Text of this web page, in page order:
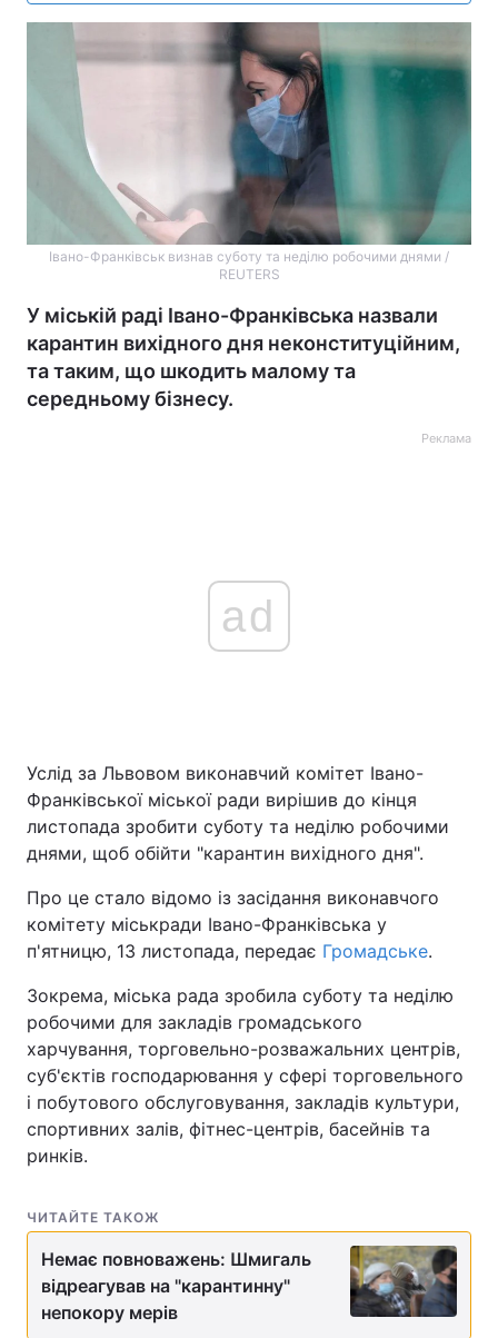
Івано-Франківськ визнав суботу та неділю робочими днями /
REUTERS
У міській раді Івано-Франківська назвали
карантин вихідного дня неконституційним,
та таким, що шкодить малому та
середньому бізнесу.
Реклама
ad
Услід за Львовом виконавчий комітет Івано-
Франківської міської ради вирішив до кінця
листопада зробити суботу та неділю робочими
днями, щоб обійти "карантин вихідного дня".
Про це стало відомо із засідання виконавчого
комітету міськради Івано-Франківська у
п'ятницю, 13 листопада, передає Громадське.
Зокрема, міська рада зробила суботу та неділю
робочими для закладів громадського
харчування, торговельно-розважальних центрів,
суб'єктів господарювання у сфері торговельного
і побутового обслуговування, закладів культури,
спортивних залів, фітнес-центрів, басейнів та
ринків.
ЧИТАЙТЕ ТАКОЖ
Немає повноважень: Шмигаль
відреагував на "карантинну"
непокору мерів